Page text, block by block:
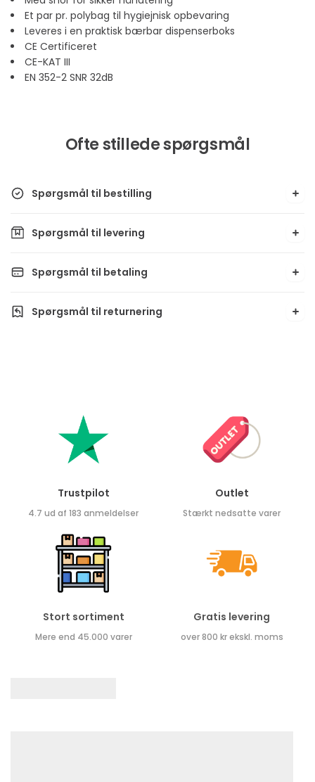
Et par pr. polybag til hygiejnisk opbevaring
Leveres i en praktisk bærbar dispenserboks
CE Certificeret
CE-KAT III
EN 352-2 SNR 32dB
Ofte stillede spørgsmål
Spørgsmål til bestilling
Spørgsmål til levering
Spørgsmål til betaling
Spørgsmål til returnering
Trustpilot
4.7 ud af 183 anmeldelser
Outlet
Stærkt nedsatte varer
Stort sortiment
Mere end 45.000 varer
Gratis levering
over 800 kr ekskl. moms